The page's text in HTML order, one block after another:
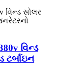
વિન્ડ
ટર્બાઇન